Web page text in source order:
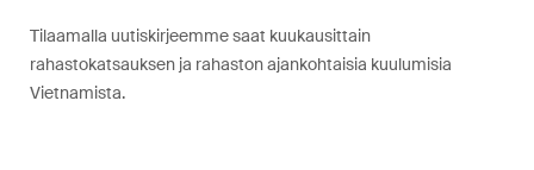
Tilaamalla uutiskirjeemme saat kuukausittain
rahastokatsauksen ja rahaston ajankohtaisia kuulumisia
Vietnamista.